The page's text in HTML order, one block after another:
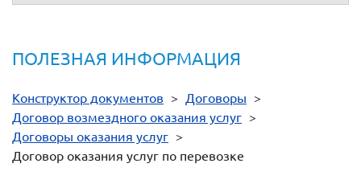
ПОЛЕЗНАЯ ИНФОРМАЦИЯ
Конструктор документов > Договоры >
Договор возмездного оказания услуг >
Договоры оказания услуг >
Договор оказания услуг по перевозке